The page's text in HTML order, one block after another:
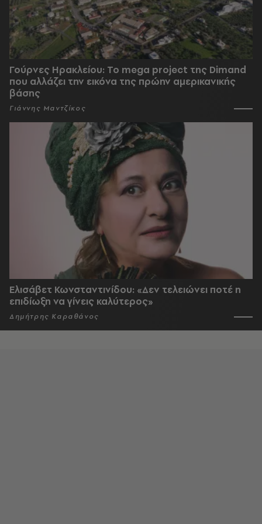
Γούρνες Ηρακλείου: To mega project της Dimand
που αλλάζει την εικόνα της πρώην αμερικανικής
βάσης
Γιάννης Μαντζίκος
Ελισάβετ Κωνσταντινίδου: «Δεν τελειώνει ποτέ η
επιδίωξη να γίνεις καλύτερος»
Δημήτρης Καραθάνος